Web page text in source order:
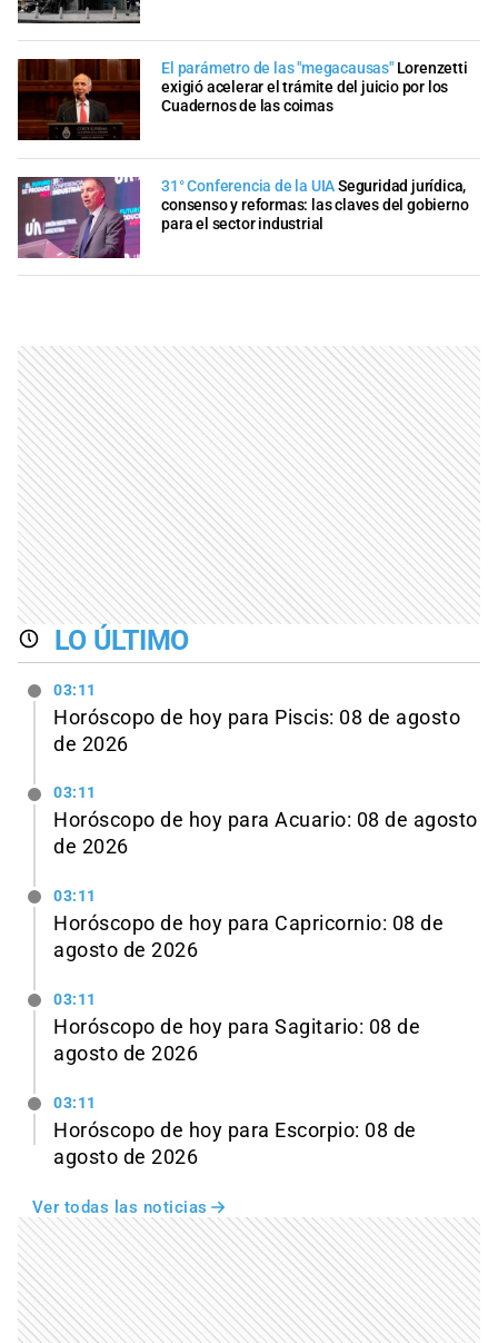
El parámetro de las "megacausas" Lorenzetti
exigió acelerar el trámite del juicio por los
Cuadernos de las coimas
31° Conferencia de la UIASeguridad jurídica,
consenso y reformas: las claves del gobierno
para el sector industrial
LO ÚLTIMO
03:11
Horóscopo de hoy para Piscis: 08 de agosto
de 2026
03:11
Horóscopo de hoy para Acuario: 08 de agosto
de 2026
03:11
Horóscopo de hoy para Capricornio: 08 de
agosto de 2026
03:11
Horóscopo de hoy para Sagitario: 08 de
agosto de 2026
03:11
Horóscopo de hoy para Escorpio: 08 de
agosto de 2026
Ver todas las noticias